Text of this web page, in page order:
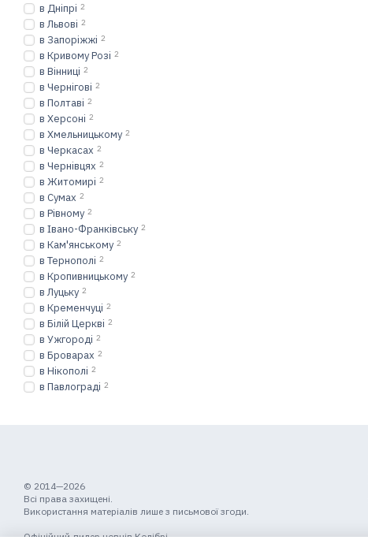
в Дніпрі 2
в Львові 2
в Запоріжжі 2
в Кривому Розі 2
в Вінниці 2
в Чернігові 2
в Полтаві 2
в Херсоні 2
в Хмельницькому 2
в Черкасах 2
в Чернівцях 2
в Житомирі 2
в Сумах 2
в Рівному 2
в Івано-Франківську 2
в Кам'янському 2
в Тернополі 2
в Кропивницькому 2
в Луцьку 2
в Кременчуці 2
в Білій Церкві 2
в Ужгороді 2
в Броварах 2
в Нікополі 2
в Павлограді 2
© 2014—2026
Всі права захищені.
Використання матеріалів лише з письмової згоди.
Офіційний дилер човнів Колібрі